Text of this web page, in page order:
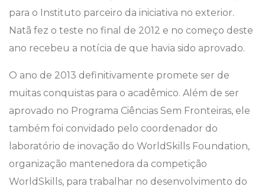
para o Instituto parceiro da iniciativa no exterior.
Natã fez o teste no final de 2012 e no começo deste
ano recebeu a notícia de que havia sido aprovado.
O ano de 2013 definitivamente promete ser de
muitas conquistas para o acadêmico. Além de ser
aprovado no Programa Ciências Sem Fronteiras, ele
também foi convidado pelo coordenador do
laboratório de inovação do WorldSkills Foundation,
organização mantenedora da competição
WorldSkills, para trabalhar no desenvolvimento do